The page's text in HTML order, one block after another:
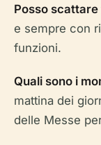
Posso
e sempre con
funzioni.
Quali sono i
mattina dei
delle Messe